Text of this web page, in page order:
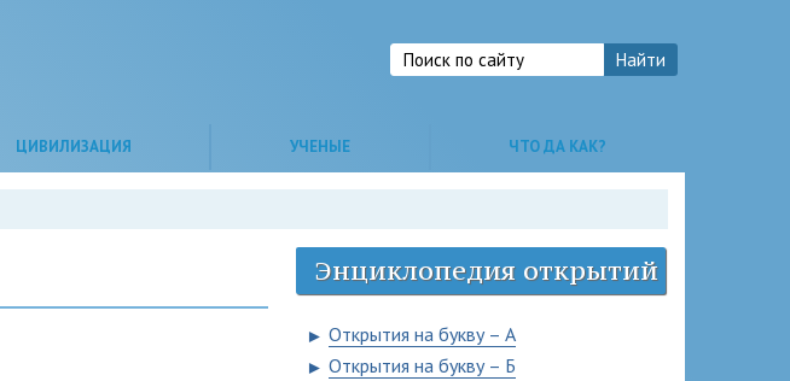
ЦИВИЛИЗАЦИЯ УЧЕНЫЕ ЧТО ДА КАК?
Энциклопедия открытий
► Открытия на букву – А
► Открытия на букву – Б